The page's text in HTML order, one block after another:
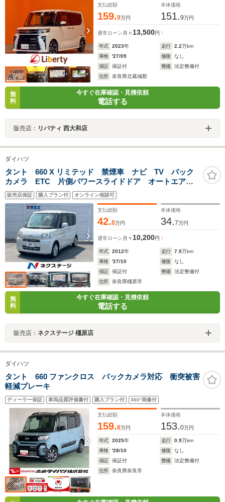
支払総額
159.9万円
本体価格
151.9万円
通常ローン 月々 13,500円
年式 2023年 走行 2.2万km
車検
'27/09 修復
なし
保証
保証付 整備
法定整備付
住所
奈良県北葛城郡
無
料
今すぐ在庫確認・見積依頼
電話する
販売店： リバティ 西大和店
ダイハツ
タント 660 X リミテッド 禁煙車 ナビ TV バック
カメラ ETC 片側パワースライドドア オートエアコ
ン スマートキー アイドリングストップ ヘッドレベ
ライザー
販売店保証 購入プラン付 オンライン相談可
支払総額
42.8万円
本体価格
34.7万円
通常ローン 月々 10,200円
年式 2012年 走行 7.9万km
車検
'27/10 修復
なし
保証
保証付 整備
法定整備付
住所
奈良県橿原市
無
料
今すぐ在庫確認・見積依頼
電話する
販売店： ネクステージ 橿原店
ダイハツ
タント 660 ファンクロス バックカメラ対応 衝突被害
軽減ブレーキ
ディーラー保証 車両品質評価書付 購入プラン付 360°画像付
支払総額
159.8万円
本体価格
153.0万円
年式 2025年 走行 0.9万km
車検
'28/10 修復
なし
保証
保証付 整備
法定整備付
住所
奈良県奈良市